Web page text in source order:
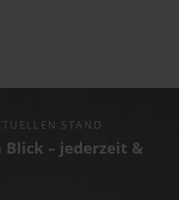
STAND
– jederzeit &